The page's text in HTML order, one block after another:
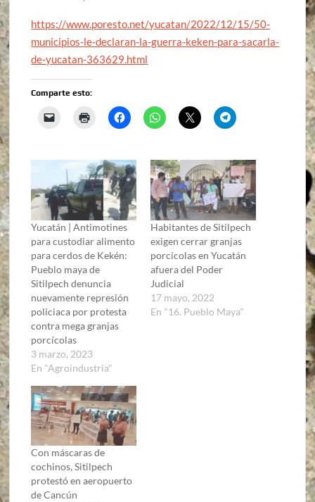
https://www.poresto.net/yucatan/2022/12/15/50-
municipios-le-declaran-la-guerra-keken-para-sacarla-
de-yucatan-363629.html
Comparte esto:
Yucatán | Antimotines
para custodiar alimento
para cerdos de Kekén:
Pueblo maya de
Sitilpech denuncia
nuevamente represión
policiaca por protesta
contra mega granjas
porcícolas
3 marzo, 2023
En "Agroindustria"
Habitantes de Sitilpech
exigen cerrar granjas
porcícolas en Yucatán
afuera del Poder
Judicial
17 mayo, 2022
En "16. Pueblo Maya"
Con máscaras de
cochinos, Sitilpech
protestó en aeropuerto
de Cancún